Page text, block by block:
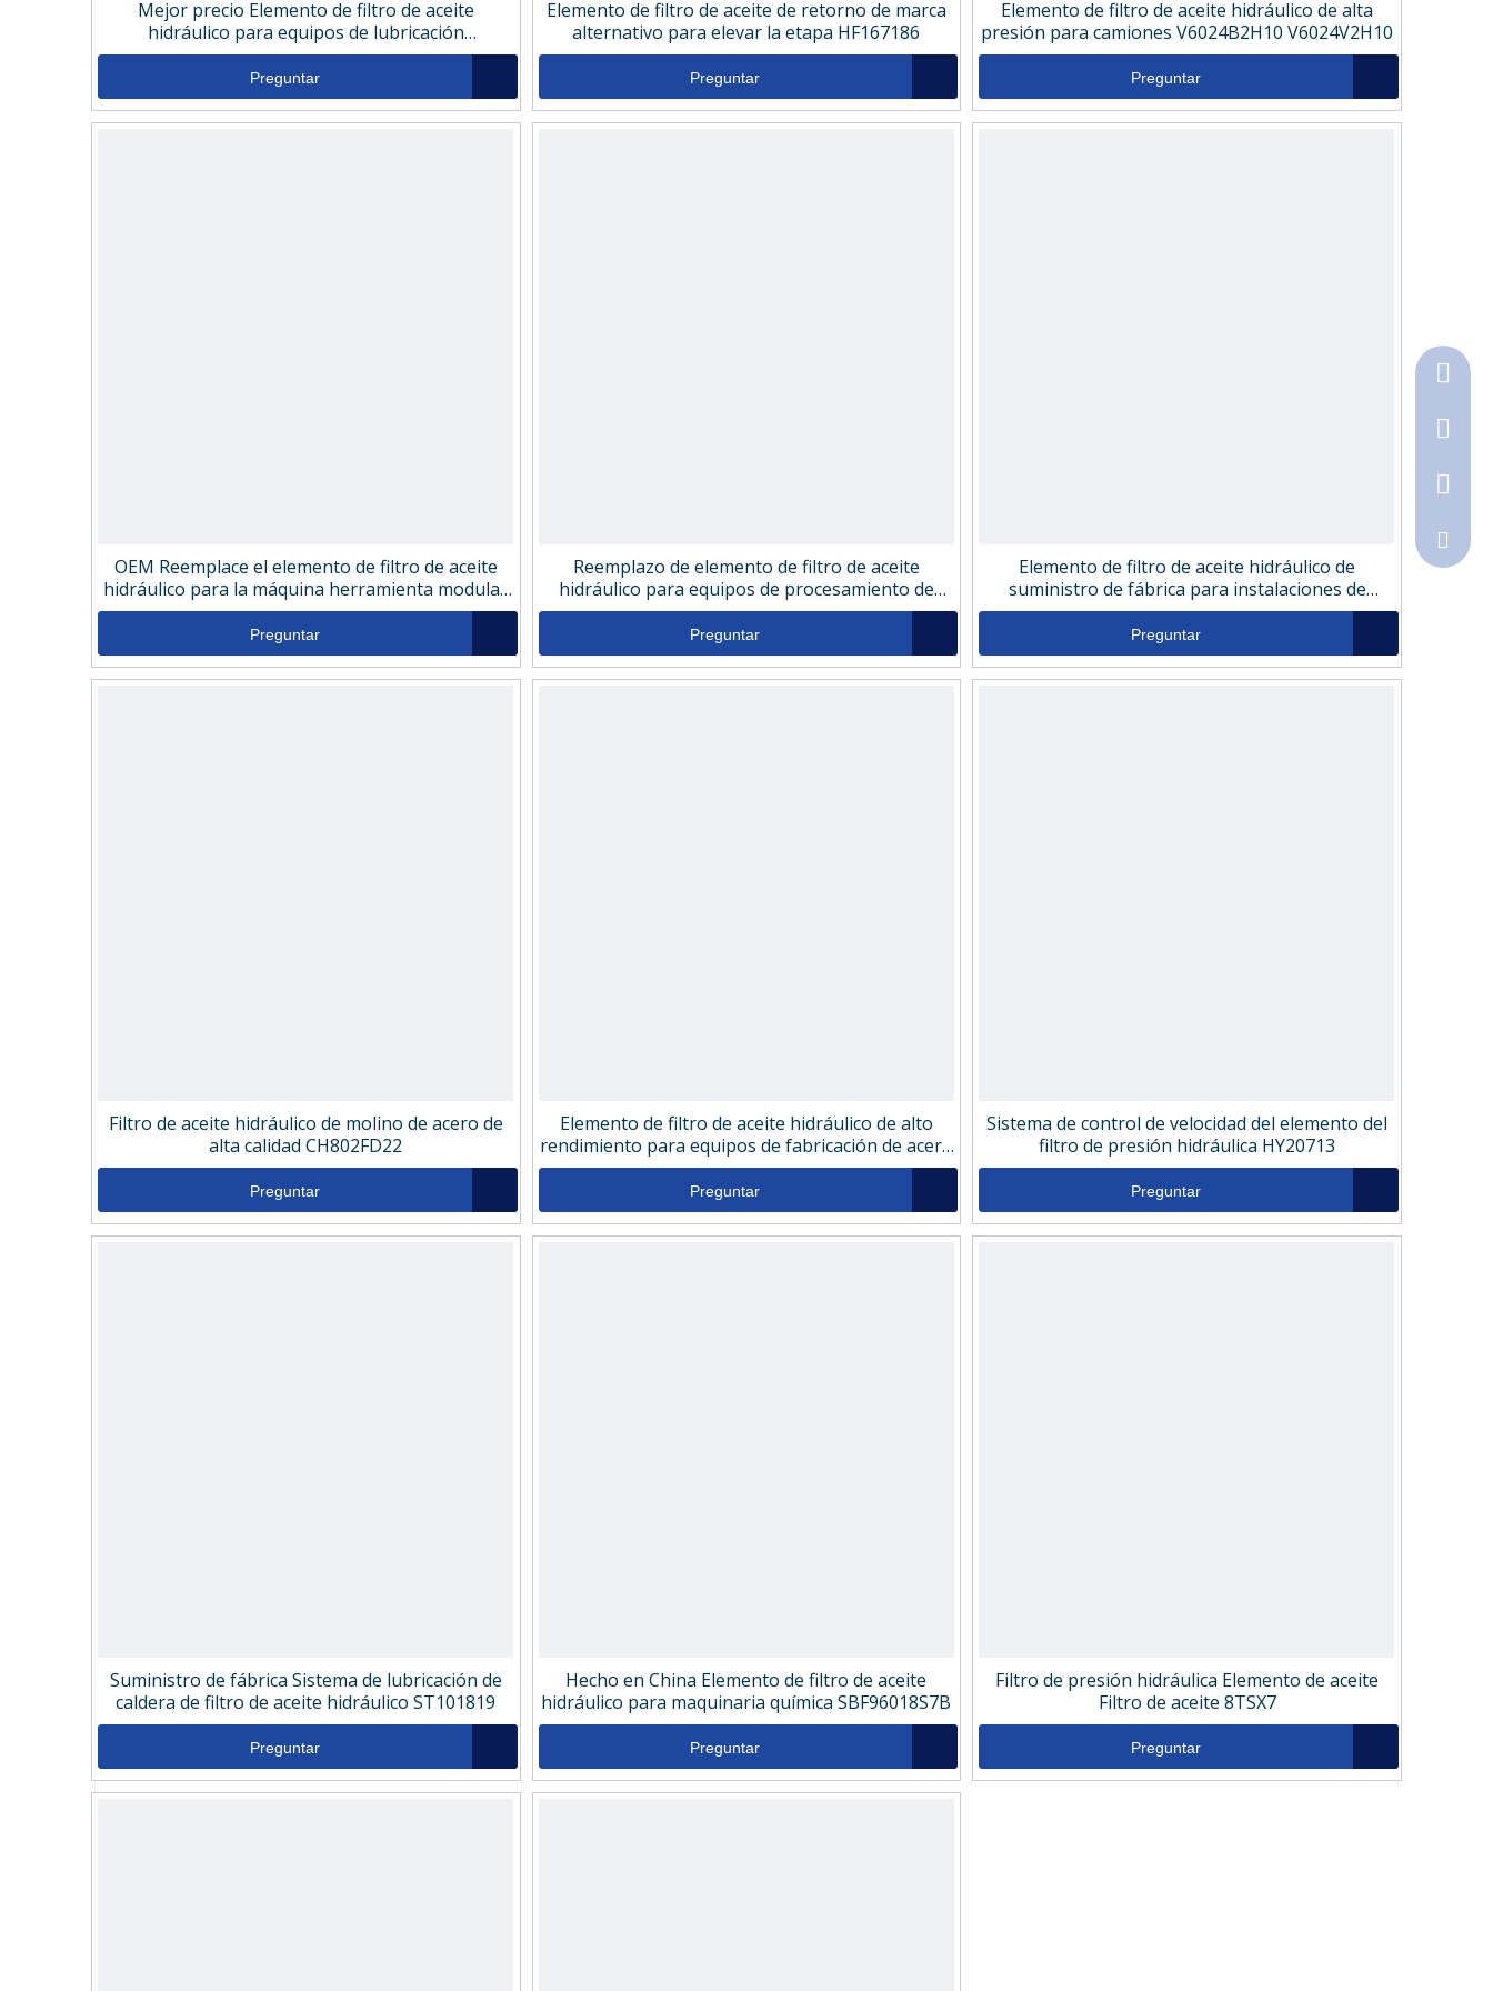
Mejor precio Elemento de filtro de aceite
hidráulico para equipos de lubricación
E6021B2U10
Preguntar
Elemento de filtro de aceite de retorno de marca
alternativo para elevar la etapa HF167186
Preguntar
Elemento de filtro de aceite hidráulico de alta
presión para camiones V6024B2H10 V6024V2H10
Preguntar
OEM Reemplace el elemento de filtro de aceite
hidráulico para la máquina herramienta modular
9601815um
Preguntar
Reemplazo de elemento de filtro de aceite
hidráulico para equipos de procesamiento de
tabaco PSH48CH PFSH48CH
Preguntar
Elemento de filtro de aceite hidráulico de
suministro de fábrica para instalaciones de
entretenimiento SP070F10B
Preguntar
Filtro de aceite hidráulico de molino de acero de
alta calidad CH802FD22
Preguntar
Elemento de filtro de aceite hidráulico de alto
rendimiento para equipos de fabricación de acero
CH802CD22
Preguntar
Sistema de control de velocidad del elemento del
filtro de presión hidráulica HY20713
Preguntar
Suministro de fábrica Sistema de lubricación de
caldera de filtro de aceite hidráulico ST101819
Preguntar
Hecho en China Elemento de filtro de aceite
hidráulico para maquinaria química SBF96018S7B
Preguntar
Filtro de presión hidráulica Elemento de aceite
Filtro de aceite 8TSX7
Preguntar
+86-